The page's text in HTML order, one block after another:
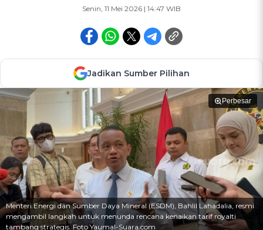
Senin, 11 Mei 2026 | 14:47 WIB
Jadikan Sumber Pilihan
Perbesar
Menteri Energi dan Sumber Daya Mineral (ESDM), Bahlil Lahadalia, resmi
mengambil langkah untuk menunda rencana kenaikan tarif royalti
tambang strategis. Foto Yaumal-Suara.com